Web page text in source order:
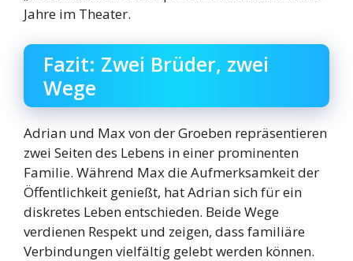
Jahre im Theater.
Fazit: Zwei Brüder, zwei
Wege
Adrian und Max von der Groeben repräsentieren
zwei Seiten des Lebens in einer prominenten
Familie. Während Max die Aufmerksamkeit der
Öffentlichkeit genießt, hat Adrian sich für ein
diskretes Leben entschieden. Beide Wege
verdienen Respekt und zeigen, dass familiäre
Verbindungen vielfältig gelebt werden können.